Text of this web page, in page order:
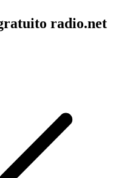
radio.net